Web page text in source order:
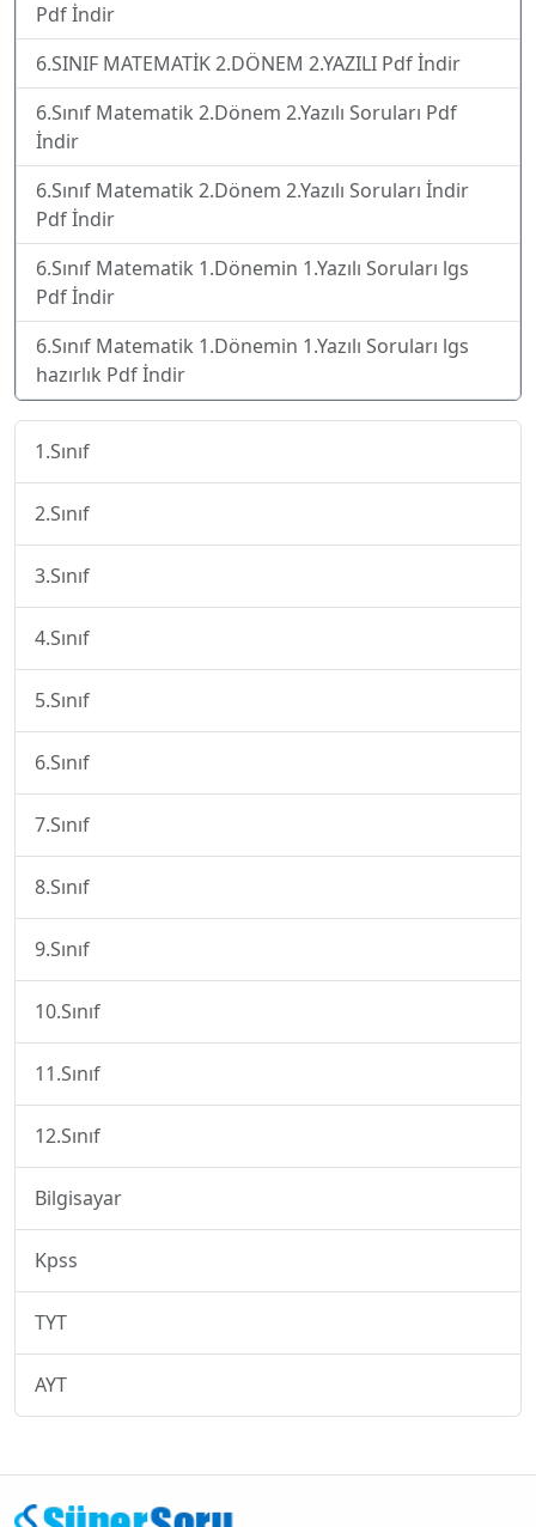
Pdf İndir
6.SINIF MATEMATİK 2.DÖNEM 2.YAZILI Pdf İndir
6.Sınıf Matematik 2.Dönem 2.Yazılı Soruları Pdf
İndir
6.Sınıf Matematik 2.Dönem 2.Yazılı Soruları İndir
Pdf İndir
6.Sınıf Matematik 1.Dönemin 1.Yazılı Soruları lgs
Pdf İndir
6.Sınıf Matematik 1.Dönemin 1.Yazılı Soruları lgs
hazırlık Pdf İndir
1.Sınıf
2.Sınıf
3.Sınıf
4.Sınıf
5.Sınıf
6.Sınıf
7.Sınıf
8.Sınıf
9.Sınıf
10.Sınıf
11.Sınıf
12.Sınıf
Bilgisayar
Kpss
TYT
AYT